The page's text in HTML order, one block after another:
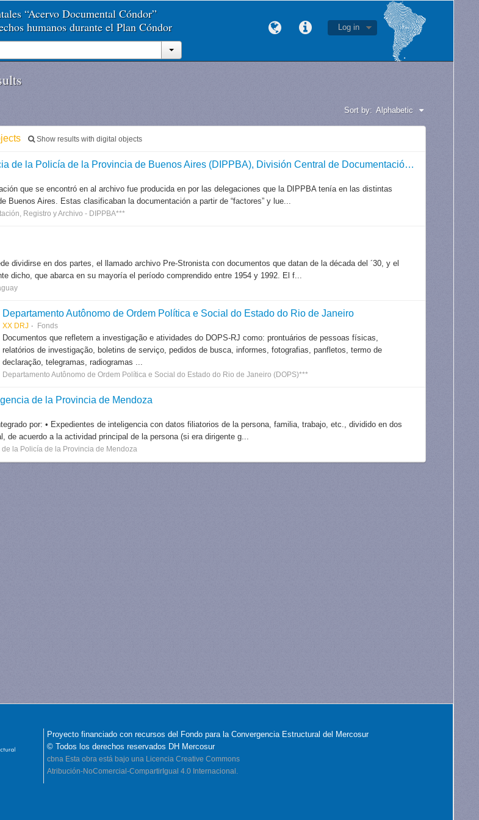
“Acervo Documental Cóndor”
humanos durante el Plan Cóndor
Log in
Sort by: Alphabetic
Show results with digital objects
Dirección de Inteligencia de la Policía de la Provincia de Buenos Aires (DIPPBA), División Central de Documentación, Registro y Archivo
que se encontró en al archivo fue producida en por las delegaciones que la DIPPBA tenía en las distintas
Buenos Aires. Estas clasificaban la documentación a partir de “factores” y lue...
Registro y Archivo - DIPPBA***
dividirse en dos partes, el llamado archivo Pre-Stronista con documentos que datan de la década del ´30, y el
dicho, que abarca en su mayoría el período comprendido entre 1954 y 1992. El f...
Departamento Autônomo de Ordem Política e Social do Estado do Rio de Janeiro
XX DRJ Fonds
Documentos que refletem a investigação e atividades do DOPS-RJ como: prontuários de pessoas físicas,
relatórios de investigação, boletins de serviço, pedidos de busca, informes, fotografias, panfletos, termo de
declaração, telegramas, radiogramas ...
Departamento Autônomo de Ordem Política e Social do Estado do Rio de Janeiro (DOPS)***
de la Provincia de Mendoza
por: • Expedientes de inteligencia con datos filiatorios de la persona, familia, trabajo, etc., dividido en dos
de acuerdo a la actividad principal de la persona (si era dirigente g...
la Policía de la Provincia de Mendoza
Proyecto financiado con recursos del Fondo para la Convergencia Estructural del Mercosur
© Todos los derechos reservados DH Mercosur
cbna Esta obra está bajo una Licencia Creative Commons
Atribución-NoComercial-CompartirIgual 4.0 Internacional.